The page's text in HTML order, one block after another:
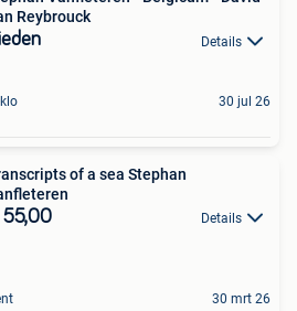
Reybrouck
Details
30 jul 26
of a sea Stephan
Details
30 mrt 26